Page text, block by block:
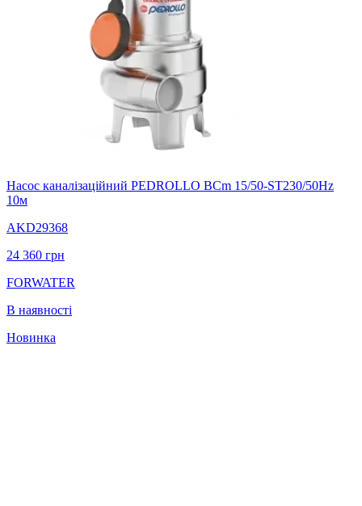
Насос каналізаційний PEDROLLO BCm 15/50-ST230/50Hz
10м
AKD29368
24 360 грн
FORWATER
В наявності
Новинка